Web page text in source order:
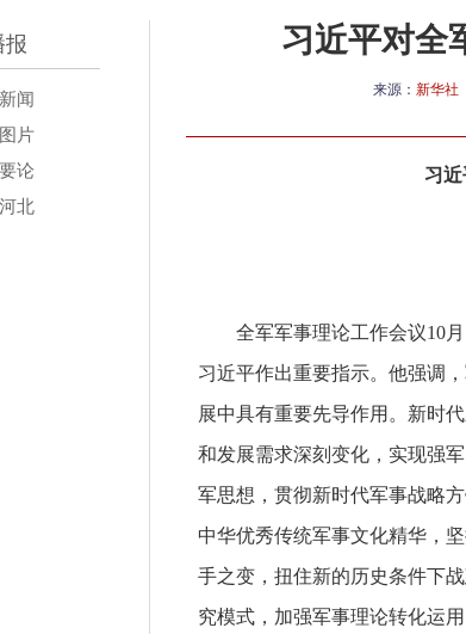
报
闻
片
论
北
习近平对全
来源： 新华社
习
全军军事理论工作会议10
习近平作出重要指示。他强调
展中具有重要先导作用。新时
和发展需求深刻变化，实现强
军思想，贯彻新时代军事战略
中华优秀传统军事文化精华，
手之变，扭住新的历史条件下
究模式，加强军事理论转化运